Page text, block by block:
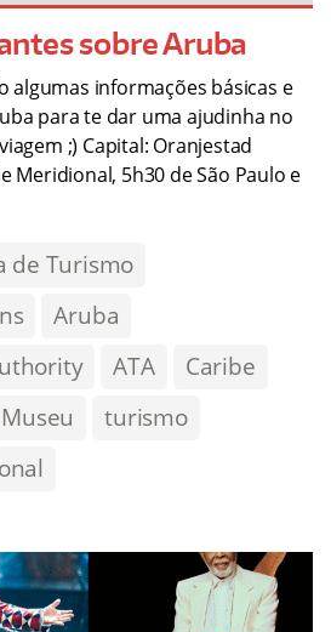
sobre Aruba
algumas informações básicas e
para te dar uma ajudinha no
viagem ;) Capital: Oranjestad
5h30 de São Paulo e
de Turismo
Aruba
ATA
Caribe
Museu
turismo